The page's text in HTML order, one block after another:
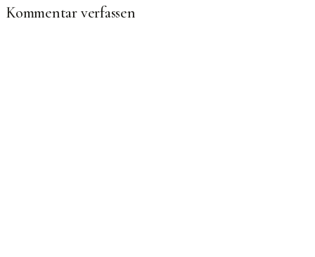
Kommentar verfassen